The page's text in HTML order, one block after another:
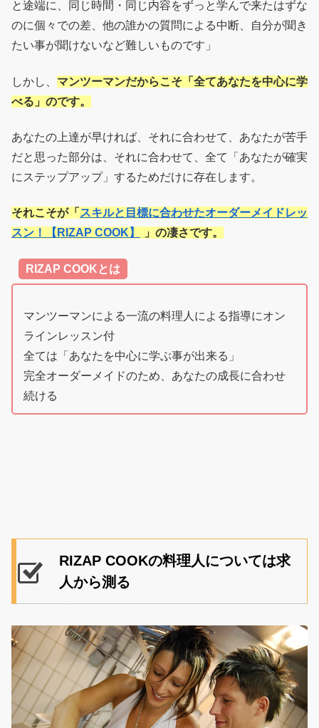
と途端に、同じ時間・同じ内容をずっと学んで来たはずな
のに個々での差、他の誰かの質問による中断、自分が聞き
たい事が聞けないなど難しいものです」
しかし、 マンツーマンだからこそ「全てあなたを中心に学
べる」のです。
あなたの上達が早ければ、それに合わせて、あなたが苦手
だと思った部分は、それに合わせて、全て「あなたが確実
にステップアップ」するためだけに存在します。
それこそが「 スキルと目標に合わせたオーダーメイドレッ
スン！【RIZAP COOK】
」の凄さです。
RIZAP COOKとは
マンツーマンによる一流の料理人による指導にオン
ラインレッスン付
全ては「あなたを中心に学ぶ事が出来る」
完全オーダーメイドのため、あなたの成長に合わせ
続ける
RIZAP COOKの料理人については求
人から測る